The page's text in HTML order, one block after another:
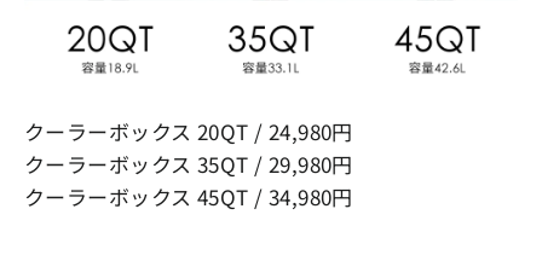
クーラーボックス 20QT / 24,980円
クーラーボックス 35QT / 29,980円
クーラーボックス 45QT / 34,980円